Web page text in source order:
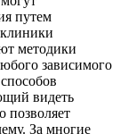
путем
методики
зависимого
видеть
позволяет
За многие